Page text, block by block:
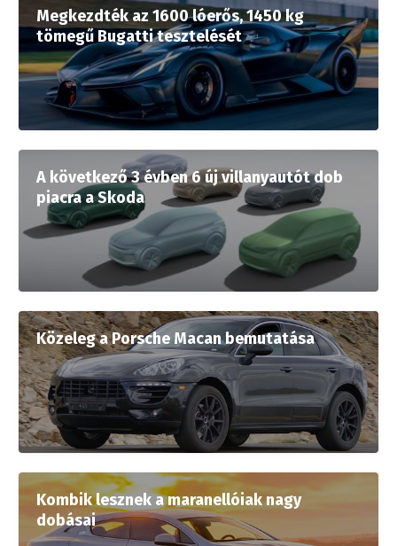
Megkezdték az 1600 lóerős, 1450 kg
tömegű Bugatti tesztelését
A következő 3 évben 6 új villanyautót dob
piacra a Skoda
Közeleg a Porsche Macan bemutatása
Kombik lesznek a maranellóiak nagy
dobásai